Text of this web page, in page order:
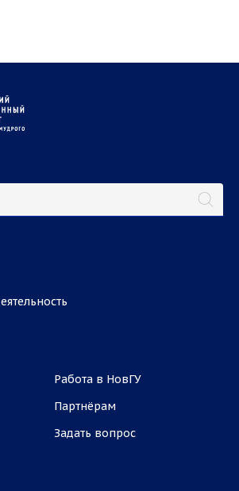
Работа в НовГУ
Партнёрам
Задать вопрос